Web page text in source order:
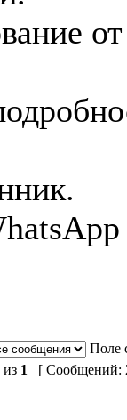
Поле
из 1 [ Сообщений: